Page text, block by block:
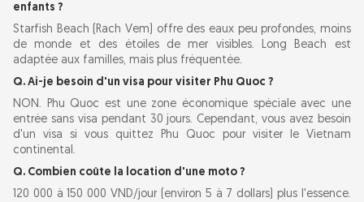
enfants ?
Starfish Beach (Rach Vem) offre des eaux peu profondes, moins
de monde et des étoiles de mer visibles. Long Beach est
adaptée aux familles, mais plus fréquentée.
Q. Ai-je besoin d'un visa pour visiter Phu Quoc ?
NON. Phu Quoc est une zone économique spéciale avec une
entrée sans visa pendant 30 jours. Cependant, vous avez besoin
d'un visa si vous quittez Phu Quoc pour visiter le Vietnam
continental.
Q. Combien coûte la location d'une moto ?
120 000 à 150 000 VND/jour (environ 5 à 7 dollars) plus l'essence.